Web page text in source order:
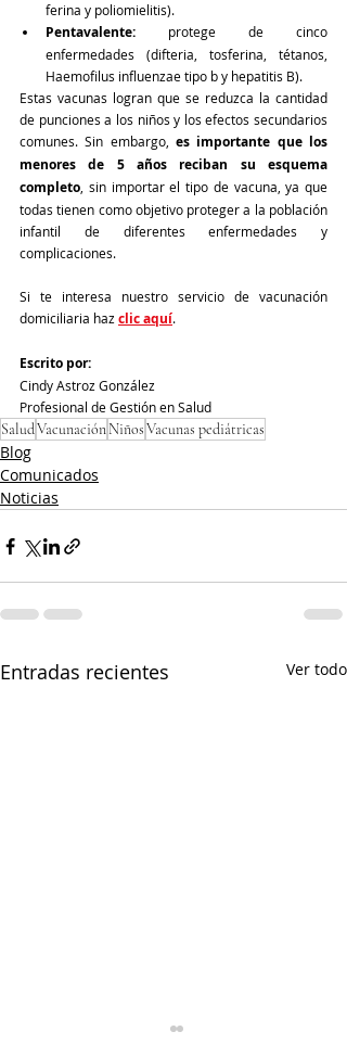
ferina y poliomielitis).
Pentavalente: protege de cinco
enfermedades (difteria, tosferina, tétanos,
Haemofilus influenzae tipo b y hepatitis B).
Estas vacunas logran que se reduzca la cantidad
de punciones a los niños y los efectos secundarios
comunes. Sin embargo, es importante que los
menores de 5 años reciban su esquema
completo , sin importar el tipo de vacuna, ya que
todas tienen como objetivo proteger a la población
infantil de diferentes enfermedades y
complicaciones.
Si te interesa nuestro servicio de vacunación
domiciliaria haz clic aquí.
Escrito por:
Cindy Astroz González
Profesional de Gestión en Salud
SaludVacunaciónNiñosVacunas pediátricas
Blog
Comunicados
Noticias
Entradas recientes Ver todo